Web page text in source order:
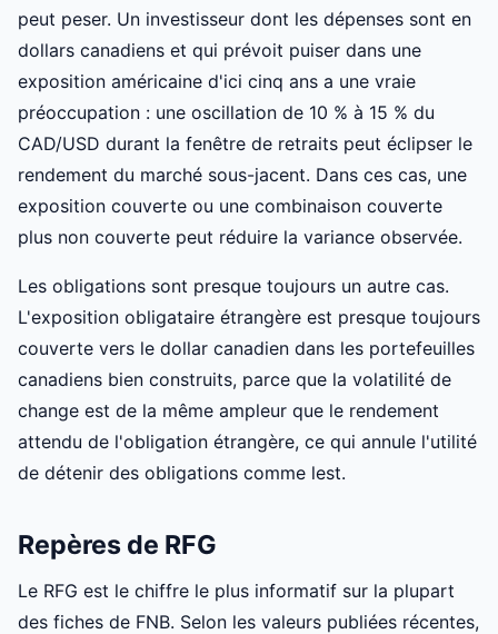
peut peser. Un investisseur dont les dépenses sont en
dollars canadiens et qui prévoit puiser dans une
exposition américaine d'ici cinq ans a une vraie
préoccupation : une oscillation de 10 % à 15 % du
CAD/USD durant la fenêtre de retraits peut éclipser le
rendement du marché sous-jacent. Dans ces cas, une
exposition couverte ou une combinaison couverte
plus non couverte peut réduire la variance observée.
Les obligations sont presque toujours un autre cas.
L'exposition obligataire étrangère est presque toujours
couverte vers le dollar canadien dans les portefeuilles
canadiens bien construits, parce que la volatilité de
change est de la même ampleur que le rendement
attendu de l'obligation étrangère, ce qui annule l'utilité
de détenir des obligations comme lest.
Repères de RFG
Le RFG est le chiffre le plus informatif sur la plupart
des fiches de FNB. Selon les valeurs publiées récentes,